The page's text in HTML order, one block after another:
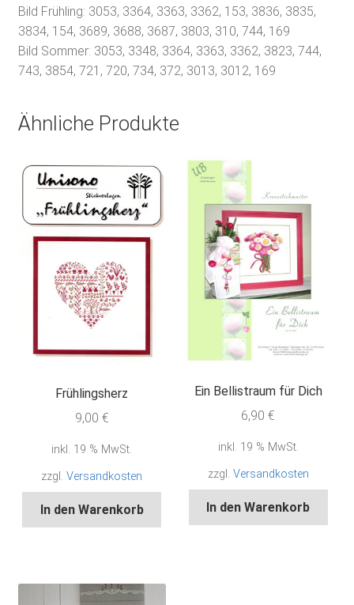
Bild Frühling: 3053, 3364, 3363, 3362, 153, 3836, 3835,
3834, 154, 3689, 3688, 3687, 3803, 310, 744, 169
Bild Sommer: 3053, 3348, 3364, 3363, 3362, 3823, 744,
743, 3854, 721, 720, 734, 372, 3013, 3012, 169
Ähnliche Produkte
Frühlingsherz
9,00 €
inkl. 19 % MwSt.
zzgl.Versandkosten
In den Warenkorb
Ein Bellistraum für Dich
6,90€
inkl. 19 % MwSt.
zzgl. Versandkosten
In den Warenkorb